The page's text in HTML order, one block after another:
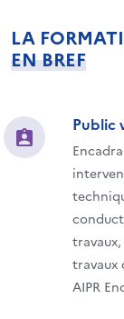
LA
EN BREF
Public
travaux
AIPR